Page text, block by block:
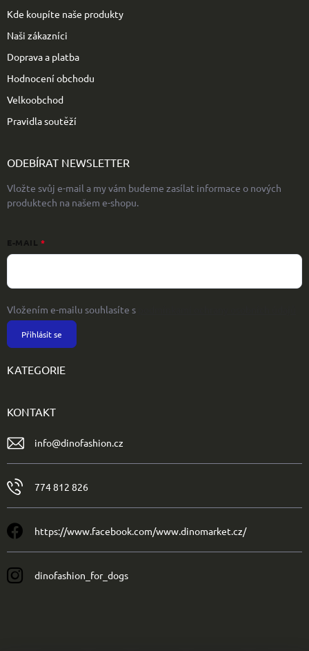
Kde koupíte naše produkty
Naši zákazníci
Doprava a platba
Hodnocení obchodu
Velkoobchod
Pravidla soutěží
ODEBÍRAT NEWSLETTER
Vložte svůj e-mail a my vám budeme zasílat informace o nových
produktech na našem e-shopu.
E-MAIL
Vložením e-mailu souhlasíte s
Přihlásit se
KATEGORIE
KONTAKT
info@dinofashion.cz
774 812 826
https://www.facebook.com/www.dinomarket.cz/
dinofashion_for_dogs